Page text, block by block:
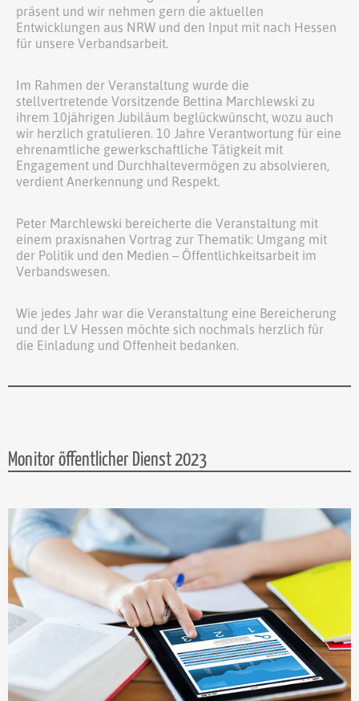
präsent und wir nehmen gern die aktuellen
Entwicklungen aus NRW und den Input mit nach Hessen
für unsere Verbandsarbeit.
Im Rahmen der Veranstaltung wurde die
stellvertretende Vorsitzende Bettina Marchlewski zu
ihrem 10jährigen Jubiläum beglückwünscht, wozu auch
wir herzlich gratulieren. 10 Jahre Verantwortung für eine
ehrenamtliche gewerkschaftliche Tätigkeit mit
Engagement und Durchhaltevermögen zu absolvieren,
verdient Anerkennung und Respekt.
Peter Marchlewski bereicherte die Veranstaltung mit
einem praxisnahen Vortrag zur Thematik: Umgang mit
der Politik und den Medien – Öffentlichkeitsarbeit im
Verbandswesen.
Wie jedes Jahr war die Veranstaltung eine Bereicherung
und der LV Hessen möchte sich nochmals herzlich für
die Einladung und Offenheit bedanken.
Monitor öffentlicher Dienst 2023